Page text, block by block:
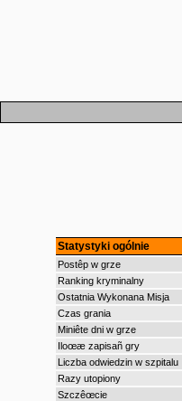
Statystyki ogólnie
Postêp w grze
Ranking kryminalny
Ostatnia Wykonana Misja
Czas grania
Miniête dni w grze
Iloœæ zapisañ gry
Liczba odwiedzin w szpitalu
Razy utopiony
Szczêœcie